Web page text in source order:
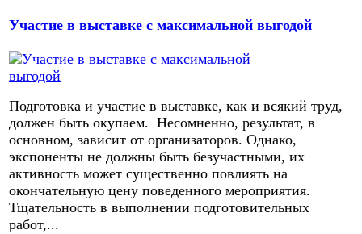
Участие в выставке с максимальной выгодой
Подготовка и участие в выставке, как и всякий труд,
должен быть окупаем. Несомненно, результат, в
основном, зависит от организаторов. Однако,
экспоненты не должны быть безучастными, их
активность может существенно повлиять на
окончательную цену поведенного мероприятия.
Тщательность в выполнении подготовительных
работ,...